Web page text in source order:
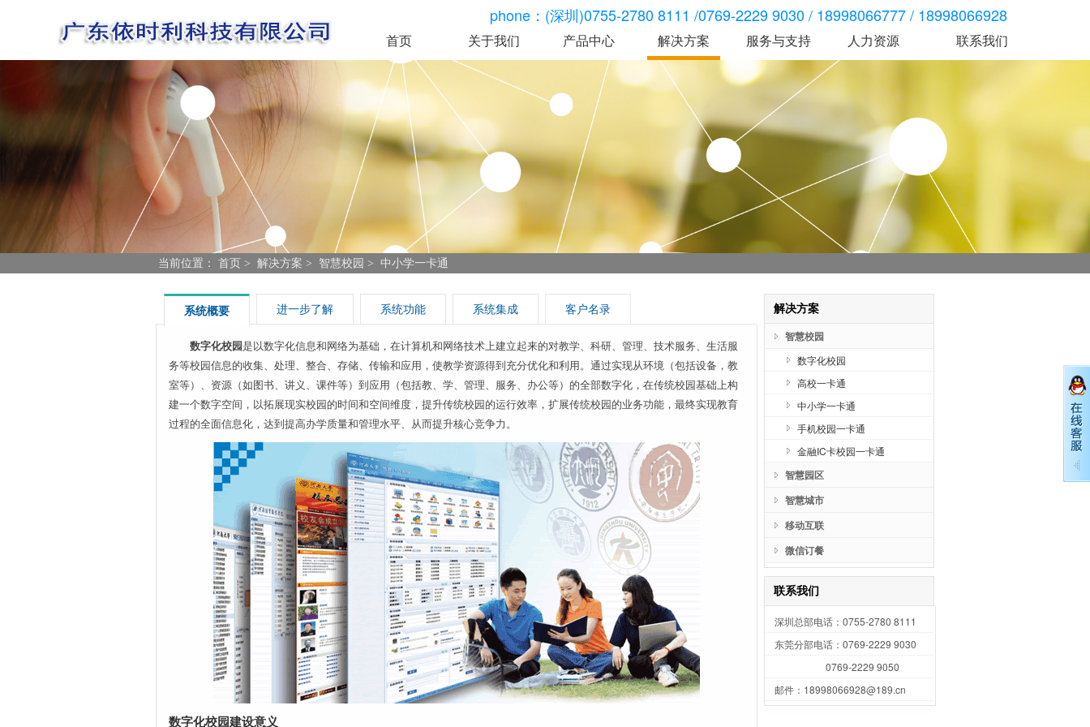
phone：(深圳)0755-2780 8111 /0769-2229 9030 / 18998066777 / 18998066928
首页 关于我们
公司简介
发展历程
资质荣誉
关于我们
产品中心
智慧食堂
智能一体机 GR-
U699CT消费机
U698CT消费机
GR-F699CT人脸消
费机
GR-F698CT人脸消
费机
双通道视觉结算台
GR-CRD8
单通道视觉结算台
GR-CRD6
现金充值机
圈存触摸一体机
智慧人脸
GR-F699CT人脸消
GR-F309人脸考勤机
GR-F698CT人脸消
GR-F310人脸门禁机
考勤门禁
1000TB系列门禁
高级S20X系列门禁
智慧人行
S30X系列三辊闸
解决方案
智慧校园
智慧园区
智慧城市
移动互联
微信订餐
解决方案
服务与支持
技术服务
资料下载
服务与支持
人力资源 联系我们
当前位置： 首页 > 解决方案 > 智慧校园 > 中小学一卡通
系统概要 进一步了解 系统功能 系统集成 客户名录
数字化校园是以数字化信息和网络为基础，在计算机和网络技术上建立起来的对教学、科研、管理、技术服务、生活服
务等校园信息的收集、处理、整合、存储、传输和应用，使教学资源得到充分优化和利用。通过实现从环境（包括设备，教
室等）、资源（如图书、讲义、课件等）到应用（包括教、学、管理、服务、办公等）的全部数字化，在传统校园基础上构
建一个数字空间，以拓展现实校园的时间和空间维度，提升传统校园的运行效率，扩展传统校园的业务功能，最终实现教育
过程的全面信息化，达到提高办学质量和管理水平、从而提升核心竞争力。
数字化校园建设意义
解决方案
智慧校园
数字化校园
高校一卡通
中小学一卡通
手机校园一卡通
金融IC卡校园一卡通
智慧园区
智慧城市
移动互联
微信订餐
联系我们
深圳总部电话：0755-2780 8111
东莞分部电话：0769-2229 9030
0769-2229 9050
邮件：18998066928@189.cn
深